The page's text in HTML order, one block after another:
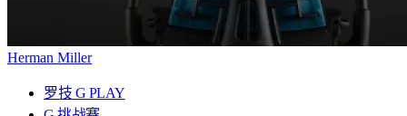
Herman Miller
罗技 G PLAY